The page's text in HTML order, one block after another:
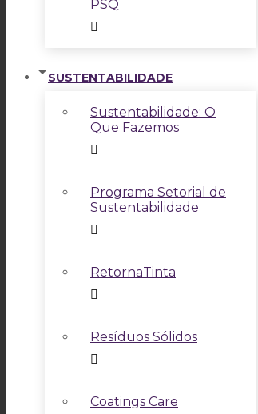
PSQ
SUSTENTABILIDADE
Sustentabilidade: O
Que Fazemos
Programa Setorial de
Sustentabilidade
RetornaTinta
Resíduos Sólidos
Coatings Care